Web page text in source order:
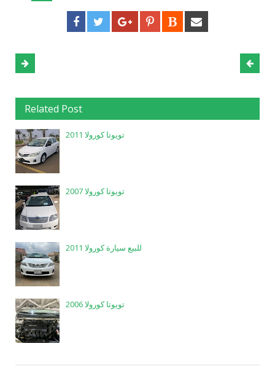
Related Post
تويوتا كورولا 2011
تويوتا كورولا 2007
للبيع سيارة كورولا 2011
تويوتا كورولا 2006